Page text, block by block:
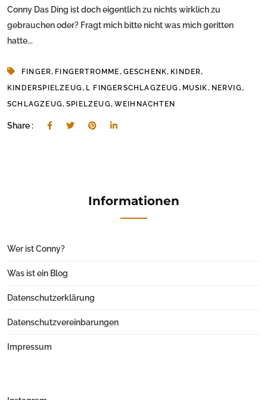
Conny Das Ding ist doch eigentlich zu nichts wirklich zu
gebrauchen oder? Fragt mich bitte nicht was mich geritten
hatte...
FINGER, FINGERTROMME, GESCHENK, KINDER,
KINDERSPIELZEUG, L FINGERSCHLAGZEUG , MUSIK, NERVIG,
SCHLAGZEUG, SPIELZEUG, WEIHNACHTEN
Share :
Informationen
Wer ist Conny?
Was ist ein Blog
Datenschutzerklärung
Datenschutzvereinbarungen
Impressum